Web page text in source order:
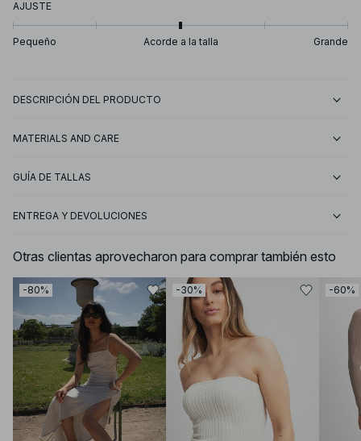
AJUSTE
Pequeño Acorde a la talla Grande
DESCRIPCIÓN DEL PRODUCTO
MATERIALS AND CARE
GUÍA DE TALLAS
ENTREGA Y DEVOLUCIONES
Otras clientas aprovecharon para comprar también esto
-80% -30% -60%